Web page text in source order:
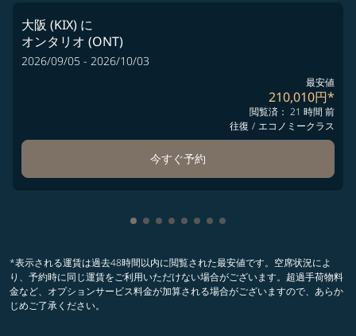
大阪 (KIX) に
オンタリオ (ONT)
2026/09/05 - 2026/10/03
最安値
210,010円*
閲覧済： 21 時間 前
往復 / エコノミークラス
今すぐ予約
Showing cmp-pagination-showing-
Showing cmp-pagination-
Showing cmp-pagination-
Showing cmp-pagination-
Showing cmp-pagination-
Showing cmp-
Showing cmp-
Showing cmp-
*表示される運賃は過去48時間以内に閲覧された最安値です。空席状況によ
り、予約時に同じ運賃をご利用いただけない場合がございます。超過手荷物料
金など、オプションサービス料金が加算される場合がございますので、あらか
じめご了承ください。